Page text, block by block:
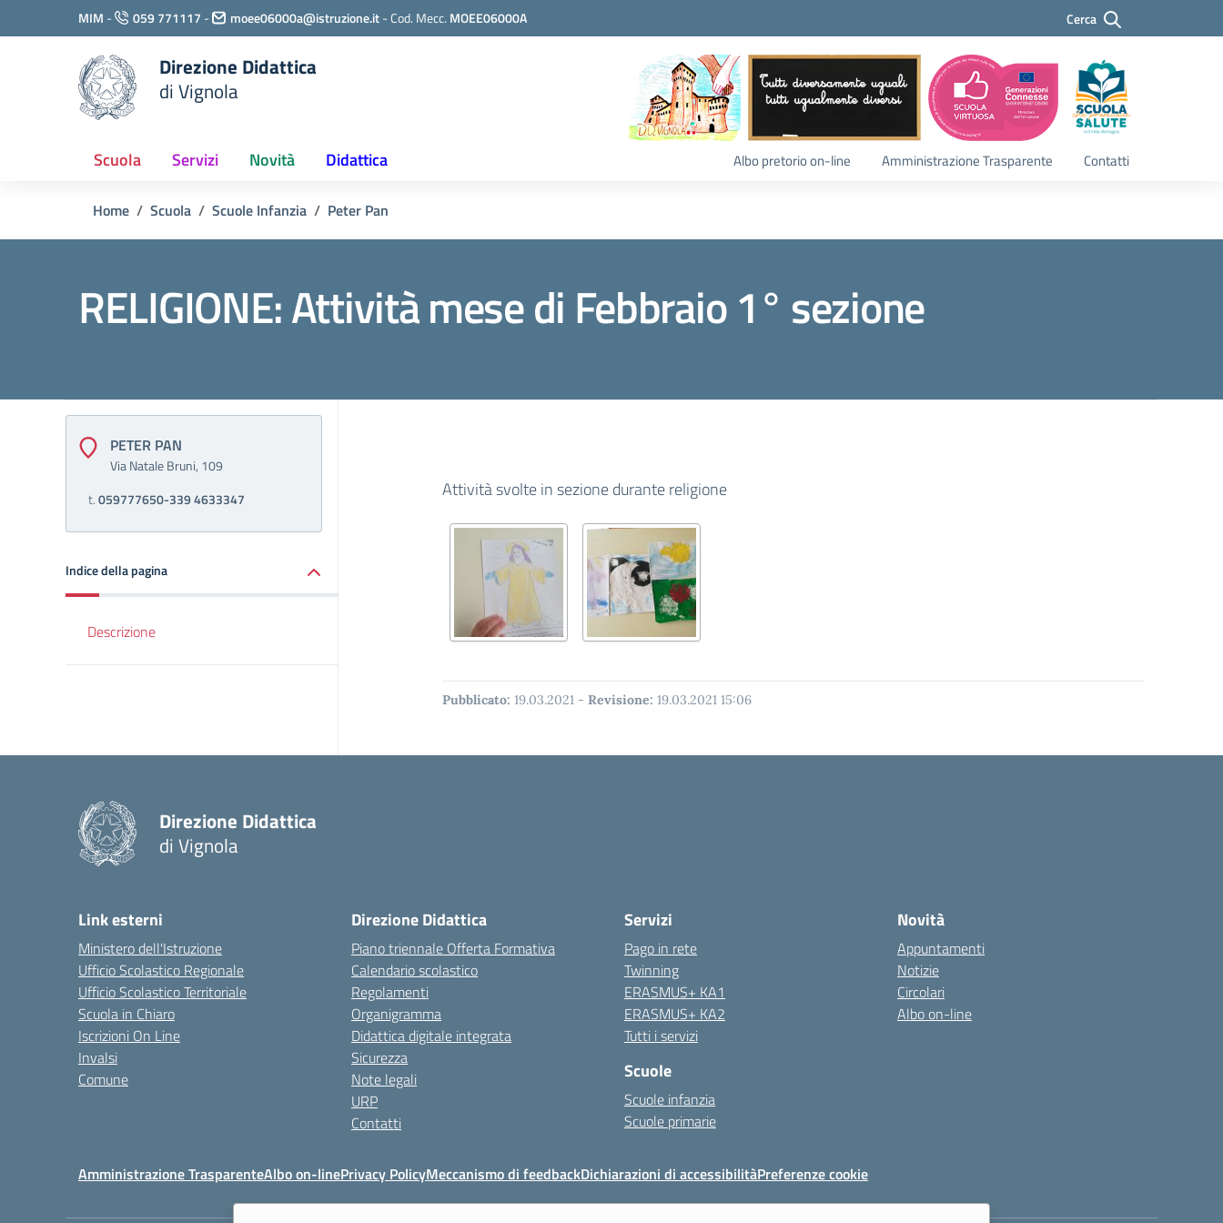
Vai ai contenuti
Vai al menu di navigazione
Vai al footer
MIM - 059 771117 - moee06000a@istruzione.it-Cod. Mecc. MOEE06000A Cerca
Direzione Didattica
di Vignola
Cerca
Scuola Servizi Novità Didattica Albo pretorio on-line Amministrazione Trasparente Contatti
Home Scuola Scuole Infanzia Peter Pan
RELIGIONE: Attività mese di Febbraio 1° sezione
PETER PAN
Via Natale Bruni, 109
t.059777650-339 4633347
Indice della pagina
Descrizione
Attività svolte in sezione durante religione
Pubblicato: 19.03.2021 - Revisione: 19.03.2021 15:06
Direzione Didattica
di Vignola
Link esterni
Ministero dell'Istruzione
Ufficio Scolastico Regionale
Ufficio Scolastico Territoriale
Scuola in Chiaro
Iscrizioni On Line
Invalsi
Comune
Direzione Didattica
Piano triennale Offerta Formativa
Calendario scolastico
Regolamenti
Organigramma
Didattica digitale integrata
Sicurezza
Note legali
URP
Contatti
Servizi
Pago in rete
Twinning
ERASMUS+ KA1
ERASMUS+ KA2
Tutti i servizi
Scuole
Scuole infanzia
Scuole primarie
Novità
Appuntamenti
Notizie
Circolari
Albo on-line
Amministrazione TrasparenteAlbo on-linePrivacy PolicyMeccanismo di feedbackDichiarazioni di accessibilitàPreferenze cookie